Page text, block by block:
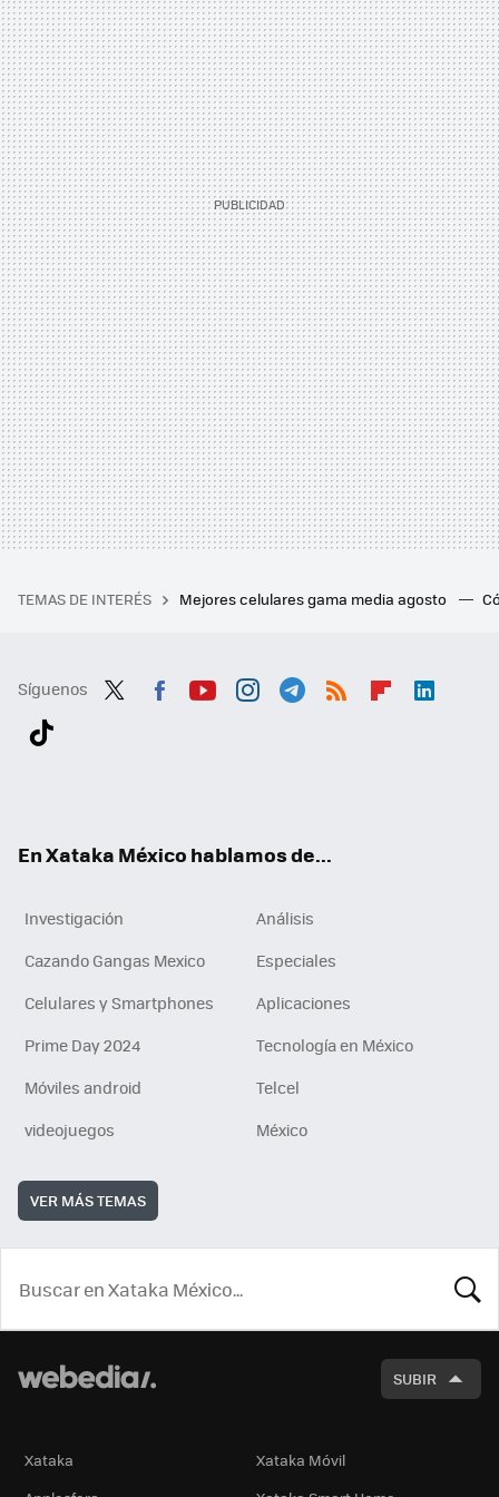
TEMAS DE INTERÉS Mejores celulares gama media agosto
Síguenos
En Xataka México hablamos de...
Investigación
Análisis
Cazando Gangas Mexico
Especiales
Celulares y Smartphones
Aplicaciones
Prime Day 2024
Tecnología en México
Móviles android
Telcel
videojuegos
México
VER MÁS TEMAS
SUBIR
Xataka
Xataka Móvil